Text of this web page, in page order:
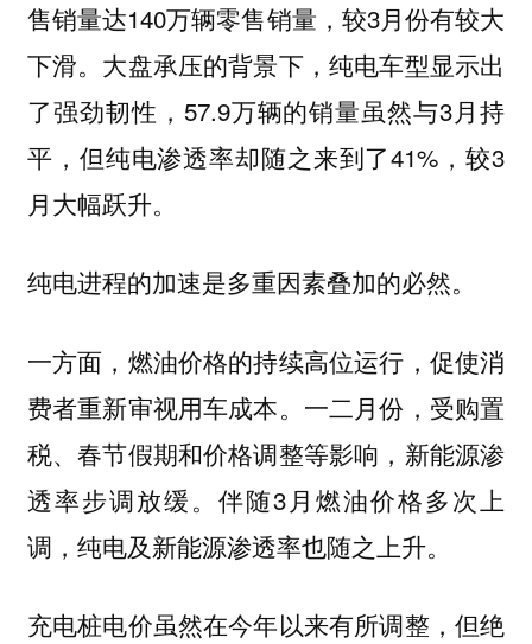
售销量达140万辆零售销量，较3月份有较大
下滑。大盘承压的背景下，纯电车型显示出
了强劲韧性，57.9万辆的销量虽然与3月持
平，但纯电渗透率却随之来到了41%，较3
月大幅跃升。
纯电进程的加速是多重因素叠加的必然。
一方面，燃油价格的持续高位运行，促使消
费者重新审视用车成本。一二月份，受购置
税、春节假期和价格调整等影响，新能源渗
透率步调放缓。伴随3月燃油价格多次上
调，纯电及新能源渗透率也随之上升。
充电桩电价虽然在今年以来有所调整，但绝